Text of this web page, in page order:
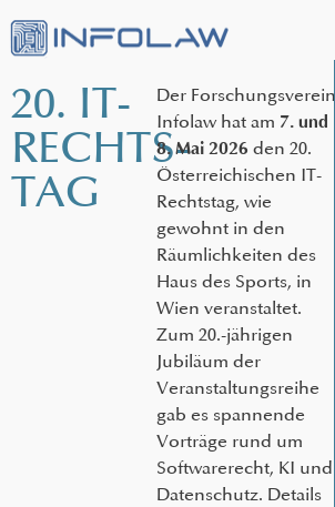
20. IT-
RECHTS­
TAG
Der Forschungsverein
Infolaw hat am 7. und
8. Mai 2026 den 20.
Österreichischen IT-
Rechtstag, wie
gewohnt in den
Räumlichkeiten des
Haus des Sports, in
Wien veranstaltet.
Zum 20.-jährigen
Jubiläum der
Veranstaltungsreihe
gab es spannende
Vorträge rund um
Softwarerecht, KI und
Datenschutz. Details